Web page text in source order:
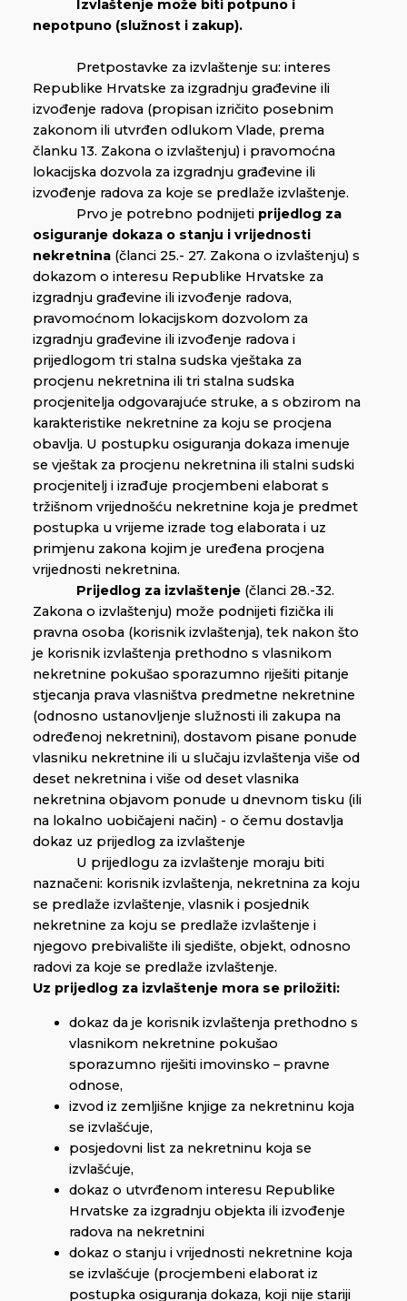
Izvlaštenje može biti potpuno i
nepotpuno (služnost i zakup).
Pretpostavke za izvlaštenje su: interes
Republike Hrvatske za izgradnju građevine ili
izvođenje radova (propisan izričito posebnim
zakonom ili utvrđen odlukom Vlade, prema
članku 13. Zakona o izvlaštenju) i pravomoćna
lokacijska dozvola za izgradnju građevine ili
izvođenje radova za koje se predlaže izvlaštenje.
Prvo je potrebno podnijeti prijedlog za
osiguranje dokaza o stanju i vrijednosti
nekretnina (članci 25.- 27. Zakona o izvlaštenju) s
dokazom o interesu Republike Hrvatske za
izgradnju građevine ili izvođenje radova,
pravomoćnom lokacijskom dozvolom za
izgradnju građevine ili izvođenje radova i
prijedlogom tri stalna sudska vještaka za
procjenu nekretnina ili tri stalna sudska
procjenitelja odgovarajuće struke, a s obzirom na
karakteristike nekretnine za koju se procjena
obavlja. U postupku osiguranja dokaza imenuje
se vještak za procjenu nekretnina ili stalni sudski
procjenitelj i izrađuje procjembeni elaborat s
tržišnom vrijednošću nekretnine koja je predmet
postupka u vrijeme izrade tog elaborata i uz
primjenu zakona kojim je uređena procjena
vrijednosti nekretnina.
Prijedlog za izvlaštenje (članci 28.-32.
Zakona o izvlaštenju) može podnijeti fizička ili
pravna osoba (korisnik izvlaštenja), tek nakon što
je korisnik izvlaštenja prethodno s vlasnikom
nekretnine pokušao sporazumno riješiti pitanje
stjecanja prava vlasništva predmetne nekretnine
(odnosno ustanovljenje služnosti ili zakupa na
određenoj nekretnini), dostavom pisane ponude
vlasniku nekretnine ili u slučaju izvlaštenja više od
deset nekretnina i više od deset vlasnika
nekretnina objavom ponude u dnevnom tisku (ili
na lokalno uobičajeni način) - o čemu dostavlja
dokaz uz prijedlog za izvlaštenje
U prijedlogu za izvlaštenje moraju biti
naznačeni: korisnik izvlaštenja, nekretnina za koju
se predlaže izvlaštenje, vlasnik i posjednik
nekretnine za koju se predlaže izvlaštenje i
njegovo prebivalište ili sjedište, objekt, odnosno
radovi za koje se predlaže izvlaštenje.
Uz prijedlog za izvlaštenje mora se priložiti:
dokaz da je korisnik izvlaštenja prethodno s
vlasnikom nekretnine pokušao
sporazumno riješiti imovinsko – pravne
odnose,
izvod iz zemljišne knjige za nekretninu koja
se izvlašćuje,
posjedovni list za nekretninu koja se
izvlašćuje,
dokaz o utvrđenom interesu Republike
Hrvatske za izgradnju objekta ili izvođenje
radova na nekretnini
dokaz o stanju i vrijednosti nekretnine koja
se izvlašćuje (procjembeni elaborat iz
postupka osiguranja dokaza, koji nije stariji